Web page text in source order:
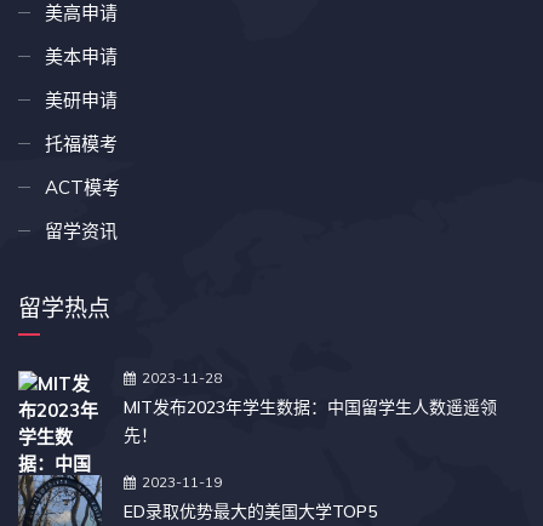
美高申请
美本申请
美研申请
托福模考
ACT模考
留学资讯
留学热点
2023-11-28
MIT发布2023年学生数据：中国留学生人数遥遥领
先！
2023-11-19
ED录取优势最大的美国大学TOP5